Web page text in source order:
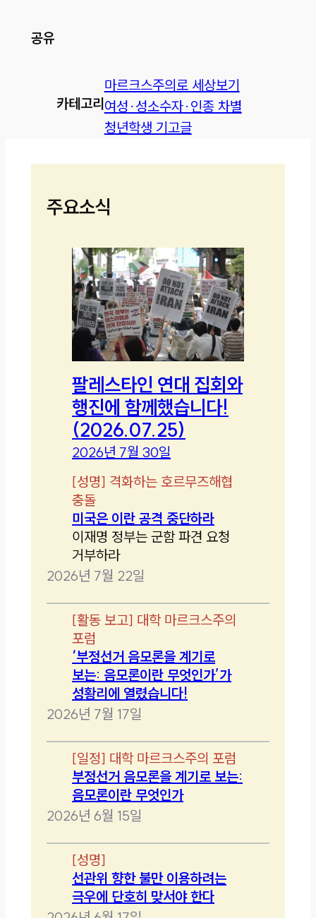
공유
카테고리
마르크스주의로 세상보기
여성·성소수자·인종 차별
청년학생 기고글
주요소식
팔레스타인 연대 집회와
행진에 함께했습니다!
(2026.07.25)
2026년 7월 30일
[성명] 격화하는 호르무즈해협
충돌
미국은 이란 공격 중단하라
이재명 정부는 군함 파견 요청
거부하라
2026년 7월 22일
[활동 보고] 대학 마르크스주의
포럼
‘부정선거 음모론을 계기로
보는: 음모론이란 무엇인가’가
성황리에 열렸습니다!
2026년 7월 17일
[일정] 대학 마르크스주의 포럼
부정선거 음모론을 계기로 보는:
음모론이란 무엇인가
2026년 6월 15일
[성명]
선관위 향한 불만 이용하려는
극우에 단호히 맞서야 한다